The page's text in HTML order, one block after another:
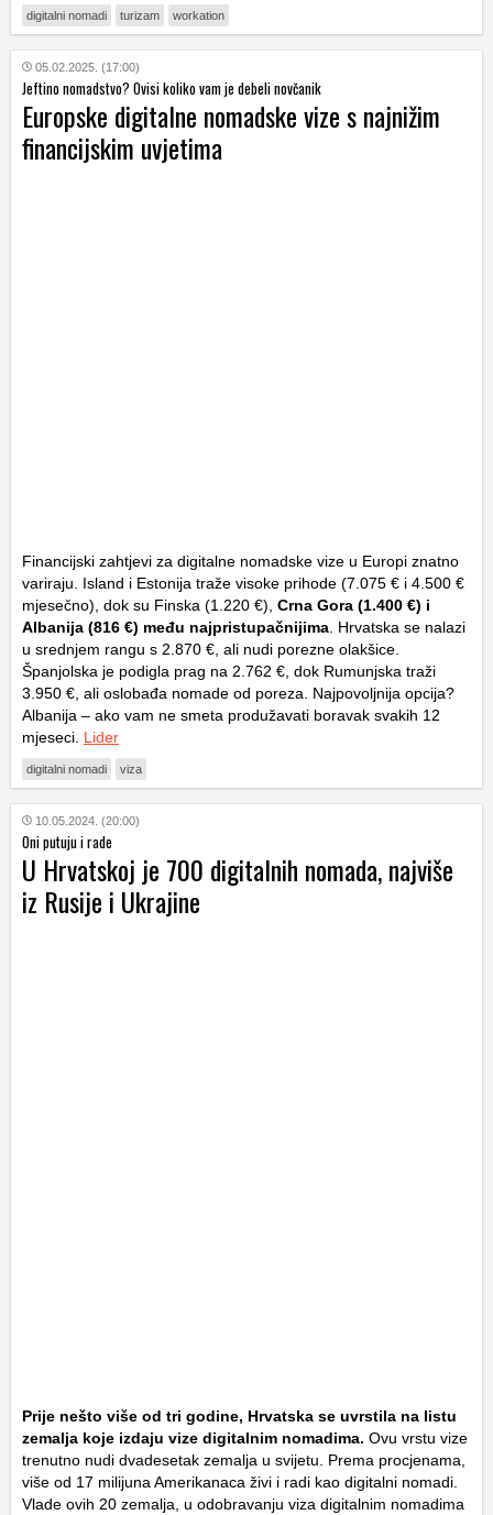
digitalni nomadi turizam workation
05.02.2025. (17:00)
Jeftino nomadstvo? Ovisi koliko vam je debeli novčanik
Europske digitalne nomadske vize s najnižim
financijskim uvjetima
Financijski zahtjevi za digitalne nomadske vize u Europi znatno
variraju. Island i Estonija traže visoke prihode (7.075 € i 4.500 €
mjesečno), dok su Finska (1.220 €), Crna Gora (1.400 €) i
Albanija (816 €) među najpristupačnijima. Hrvatska se nalazi
u srednjem rangu s 2.870 €, ali nudi porezne olakšice.
Španjolska je podigla prag na 2.762 €, dok Rumunjska traži
3.950 €, ali oslobađa nomade od poreza. Najpovoljnija opcija?
Albanija – ako vam ne smeta produžavati boravak svakih 12
mjeseci. Lider
digitalni nomadi viza
10.05.2024. (20:00)
Oni putuju i rade
U Hrvatskoj je 700 digitalnih nomada, najviše
iz Rusije i Ukrajine
Prije nešto više od tri godine, Hrvatska se uvrstila na listu
zemalja koje izdaju vize digitalnim nomadima. Ovu vrstu vize
trenutno nudi dvadesetak zemalja u svijetu. Prema procjenama,
više od 17 milijuna Amerikanaca živi i radi kao digitalni nomadi.
Vlade ovih 20 zemalja, u odobravanju viza digitalnim nomadima